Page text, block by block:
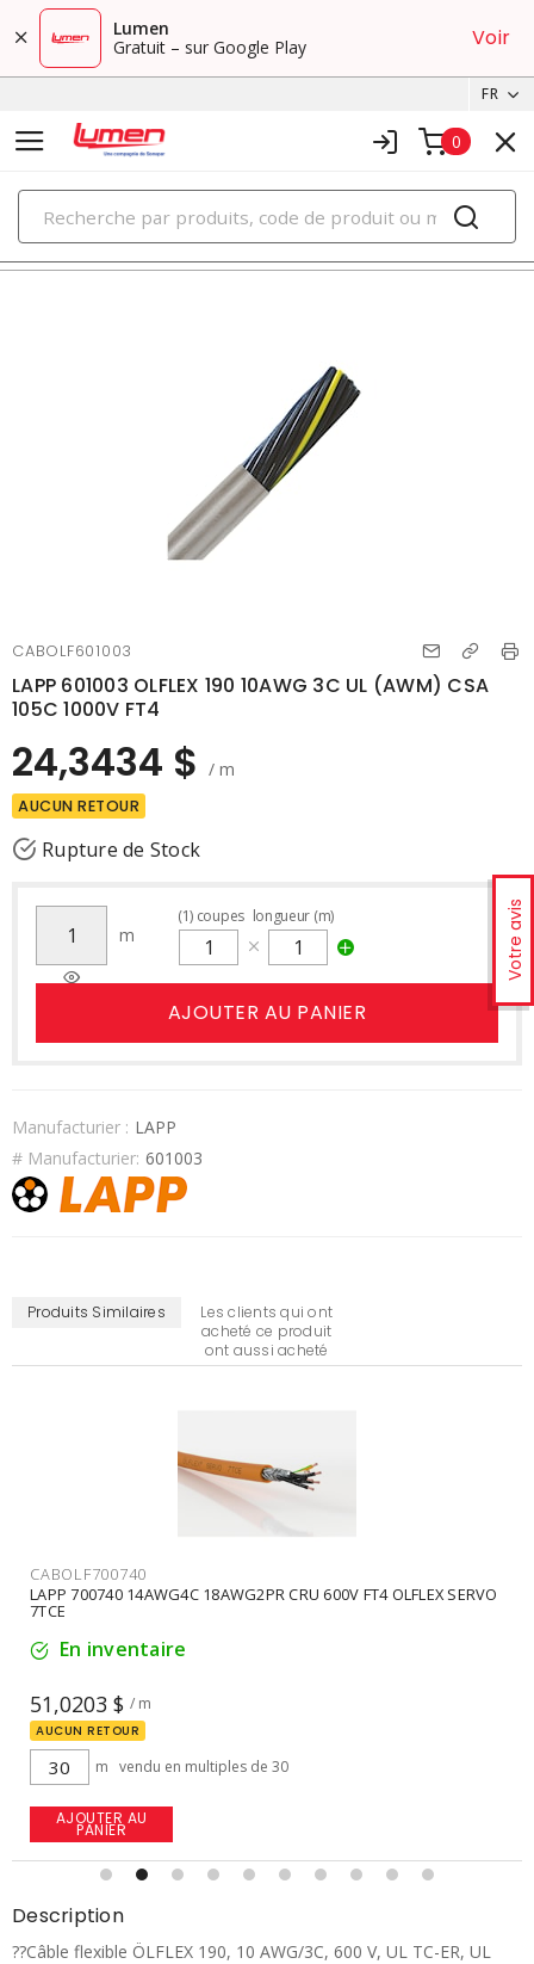
Lumen
Gratuit – sur Google Play
Voir
FR
0
PRODUITS
câble de chemin de câble et câbles d'instrumentation
Votre avis
CABOLF601003
LAPP 601003 OLFLEX 190 10AWG 3C UL (AWM) CSA
105C 1000V FT4
24,3434 $ / m
AUCUN RETOUR
Rupture de Stock
m
(1) coupes longueur (m)
AJOUTER AU PANIER
Manufacturier : LAPP
# Manufacturier: 601003
Produits Similaires
Les clients qui ont
acheté ce produit
ont aussi acheté
CABOLF602009
LAPP 602009 OLFLEX 190 20AWG 9C UL CSA AWM 90C 1000V FT4
En inventaire
8,1003 $ / m
m
AJOUTER AU
PANIER
Description
??Câble flexible ÖLFLEX 190, 10 AWG/3C, 600 V, UL TC-ER, UL